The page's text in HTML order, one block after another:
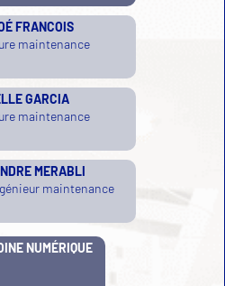
FRANCOIS
maintenance
GARCIA
maintenance
MERABLI
maintenance
NUMÉRIQUE